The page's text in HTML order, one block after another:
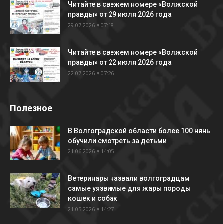
Читайте в свежем номере «Волжской
правды» от 29 июля 2026 года
29.07.2026 в 07:18
Читайте в свежем номере «Волжской
правды» от 22 июля 2026 года
22.07.2026 в 07:26
Полезное
В Волгоградской области более 100 нянь
обучили смотреть за детьми
21.06.2026 в 14:05
Ветеринары назвали волгоградцам
самые уязвимые для жары породы
кошек и собак
21.05.2026 в 14:27